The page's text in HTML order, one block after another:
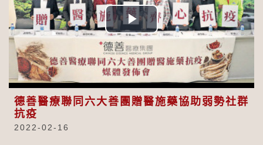
Play
Video
德善醫療聯同六大善團贈醫施藥協助弱勢社群
抗疫
2022-02-16